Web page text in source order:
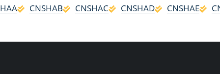
CNSHAB CNSHAC CNSHAD CNSHAE